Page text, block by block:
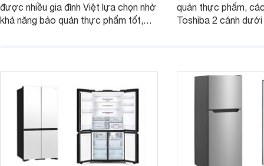
được nhiều gia đình Việt lựa chọn nhờ
khả năng bảo quản thực phẩm tốt,
phân khúc khiến không ít người dùng
phải cân nhắc. Trên thị trường hiện
quản thực phẩm,
Toshiba 2 cánh